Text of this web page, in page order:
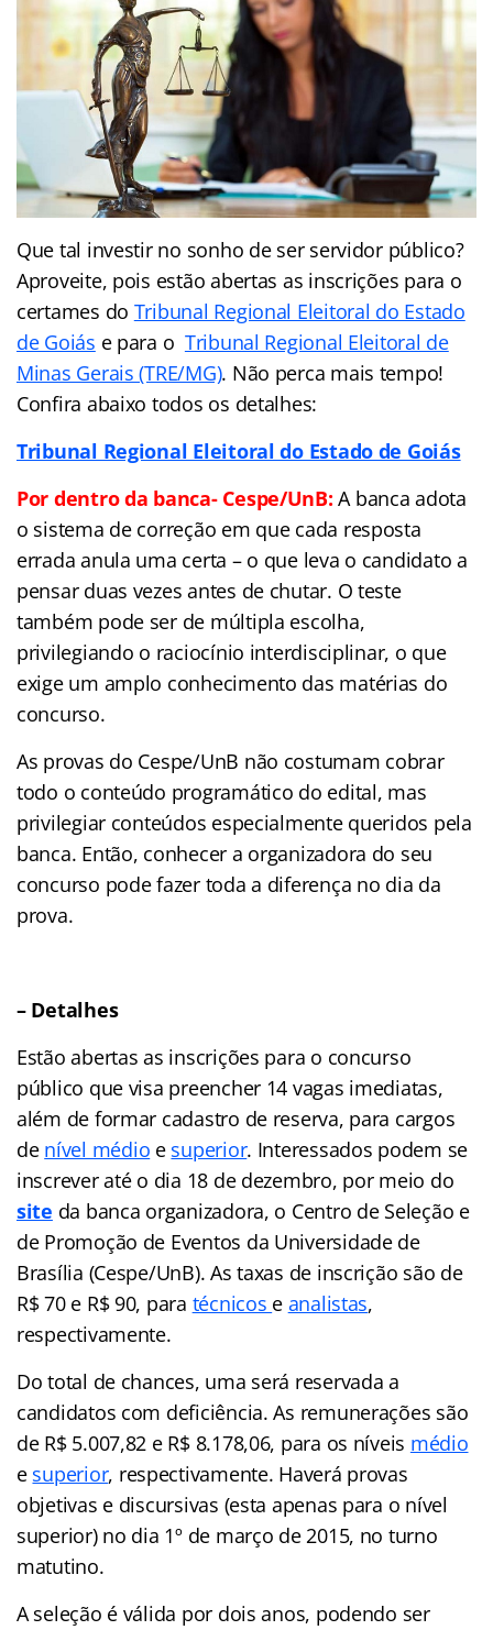
Que tal investir no sonho de ser servidor público?
Aproveite, pois estão abertas as inscrições para o
certames do Tribunal Regional Eleitoral do Estado
de Goiás e para o Tribunal Regional Eleitoral de
Minas Gerais (TRE/MG). Não perca mais tempo!
Confira abaixo todos os detalhes:
Tribunal Regional Eleitoral do Estado de Goiás
Por dentro da banca- Cespe/UnB:A banca adota
o sistema de correção em que cada resposta
errada anula uma certa – o que leva o candidato a
pensar duas vezes antes de chutar. O teste
também pode ser de múltipla escolha,
privilegiando o raciocínio interdisciplinar, o que
exige um amplo conhecimento das matérias do
concurso.
As provas do Cespe/UnB não costumam cobrar
todo o conteúdo programático do edital, mas
privilegiar conteúdos especialmente queridos pela
banca. Então, conhecer a organizadora do seu
concurso pode fazer toda a diferença no dia da
prova.
– Detalhes
Estão abertas as inscrições para o concurso
público que visa preencher 14 vagas imediatas,
além de formar cadastro de reserva, para cargos
de nível médio e superior. Interessados podem se
inscrever até o dia 18 de dezembro, por meio do
site da banca organizadora, o Centro de Seleção e
de Promoção de Eventos da Universidade de
Brasília (Cespe/UnB). As taxas de inscrição são de
R$ 70 e R$ 90, para técnicos e analistas,
respectivamente.
Do total de chances, uma será reservada a
candidatos com deficiência. As remunerações são
de R$ 5.007,82 e R$ 8.178,06, para os níveis médio
e superior, respectivamente. Haverá provas
objetivas e discursivas (esta apenas para o nível
superior) no dia 1º de março de 2015, no turno
matutino.
A seleção é válida por dois anos, podendo ser